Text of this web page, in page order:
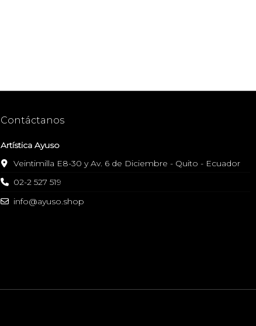
Contáctanos
Artística Ayuso
Veintimilla E8-30 y Av. 6 de Diciembre - Quito - Ecuador
02-2 527 519
info@ayuso.shop